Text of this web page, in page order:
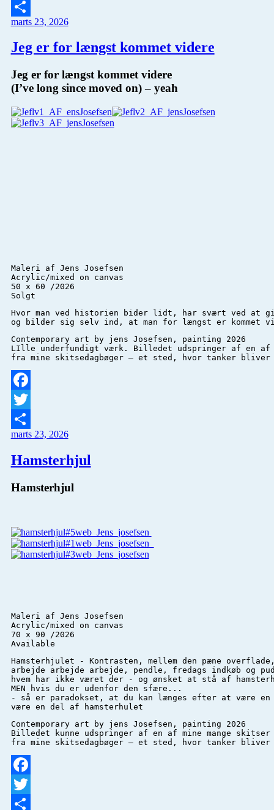
Twitter
Del
marts 23, 2026
Jeg er for længst kommet videre
Jeg er for længst kommet videre
(I’ve long since moved on) – yeah
Maleri af Jens Josefsen
Acrylic/mixed on canvas
50 x 60 /2026
Solgt
Hvor man ved historien bider lidt, har svært ved at
og bilder sig selv ind, at man for længst er kommet
Contemporary art by jens Josefsen, painting 2026
LIlle underfundigt værk. Billedet udspringer af en af
fra mine skitsedagbøger – et sted, hvor tanker
Facebook
Twitter
Del
marts 23, 2026
Hamsterhjul
Hamsterhjul
Maleri af Jens Josefsen
Acrylic/mixed on canvas
70 x 90 /2026
Available
Hamsterhjulet - Kontrasten, mellem den pæne
arbejde arbejde arbejde, pendle, fredags indkøb og
hvem har ikke været der - og ønsket at stå af
MEN hvis du er udenfor den sfære...
- så er paradokset, at du kan længes efter at være
være en del af hamsterhulet
Contemporary art by jens Josefsen, painting 2026
Billedet kunne udspringer af en af mine mange skitser
fra mine skitsedagbøger – et sted, hvor tanker
Facebook
Twitter